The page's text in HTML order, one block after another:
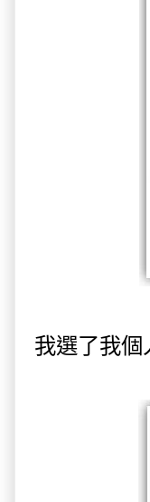
我選了我